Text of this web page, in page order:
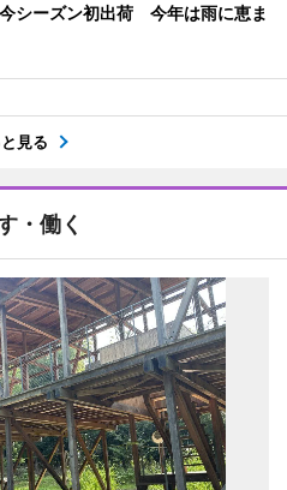
今シーズン初出荷 今年は雨に恵ま
見る
・働く